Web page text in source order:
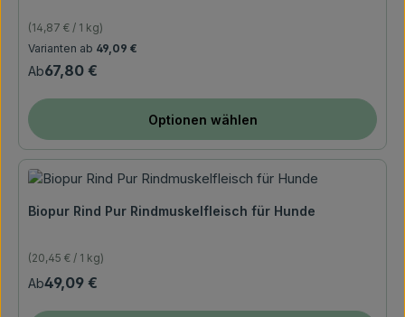
(14,87 € / 1 kg)
Varianten ab 49,09 €
Regulärer Preis:
Ab67,80 €
Optionen wählen
Biopur Rind Pur Rindmuskelfleisch für Hunde
(20,45 € / 1 kg)
Regulärer Preis:
Ab49,09 €